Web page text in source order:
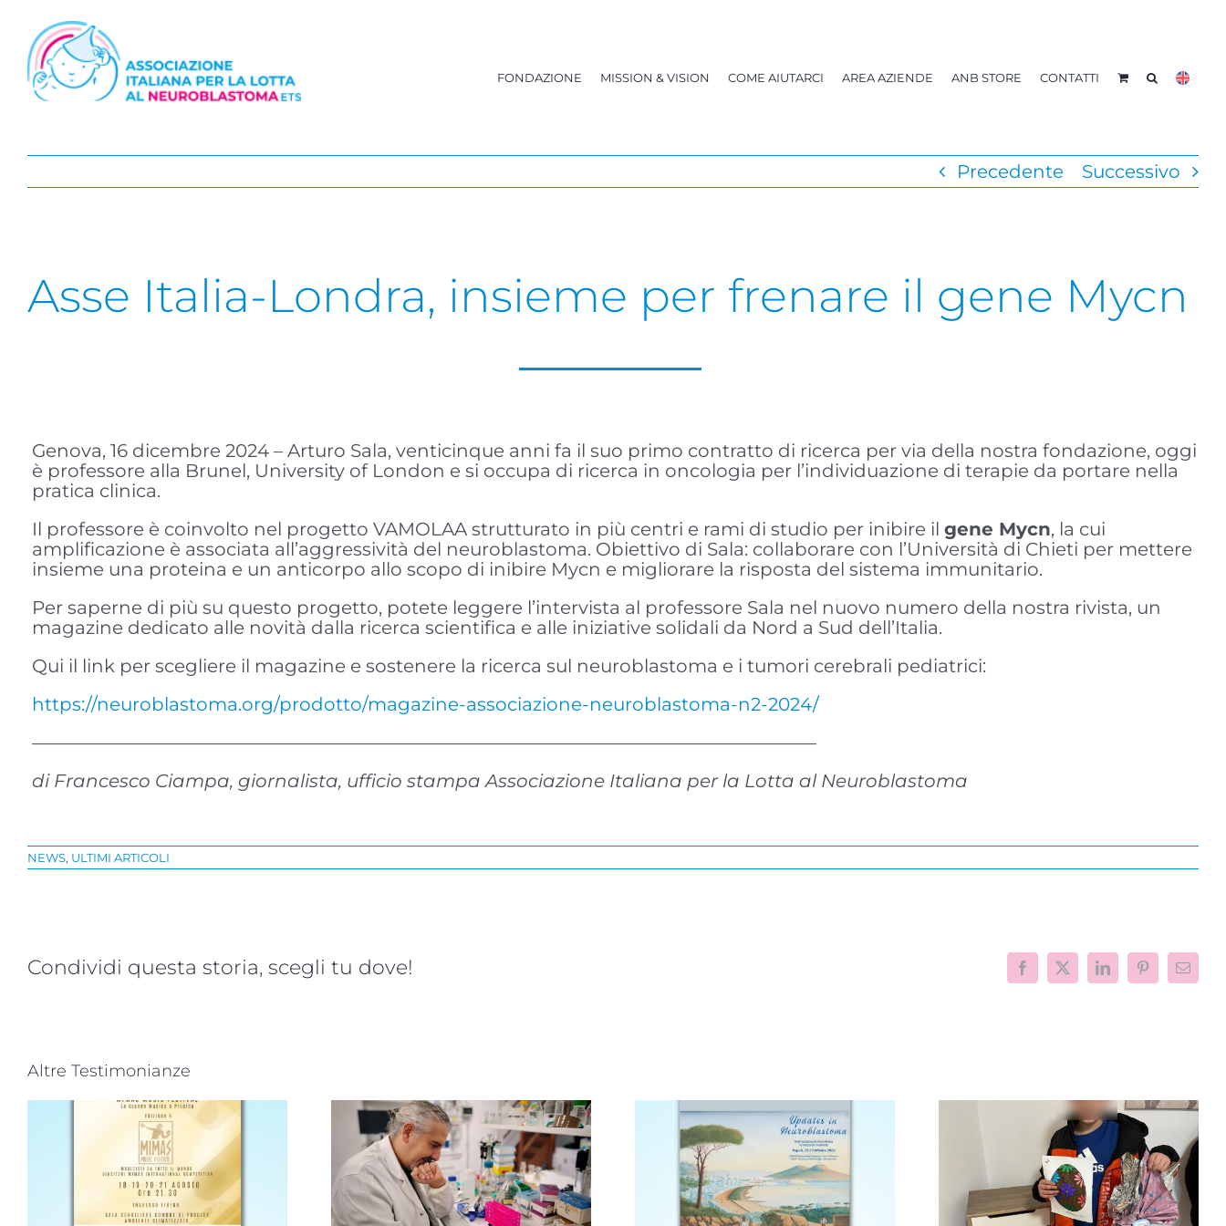
contenuto
FONDAZIONE MISSION & VISION COME AIUTARCI AREA AZIENDE ANB STORE CONTATTI
Precedente Successivo
Asse Italia-Londra, insieme per frenare il gene Mycn
Genova, 16 dicembre 2024 – Arturo Sala, venticinque anni fa il suo primo contratto di ricerca per via della nostra fondazione, oggi
è professore alla Brunel, University of London e si occupa di ricerca in oncologia per l’individuazione di terapie da portare nella
pratica clinica.
Il professore è coinvolto nel progetto VAMOLAA strutturato in più centri e rami di studio per inibire ilgene Mycn, la cui
amplificazione è associata all’aggressività del neuroblastoma. Obiettivo di Sala: collaborare con l’Università di Chieti per mettere
insieme una proteina e un anticorpo allo scopo di inibire Mycn e migliorare la risposta del sistema immunitario.
Per saperne di più su questo progetto, potete leggere l’intervista al professore Sala nel nuovo numero della nostra rivista, un
magazine dedicato alle novità dalla ricerca scientifica e alle iniziative solidali da Nord a Sud dell’Italia.
Qui il link per scegliere il magazine e sostenere la ricerca sul neuroblastoma e i tumori cerebrali pediatrici:
https://neuroblastoma.org/prodotto/magazine-associazione-neuroblastoma-n2-2024/
———————————————————————————————————————————
di Francesco Ciampa, giornalista, ufficio stampa Associazione Italiana per la Lotta al Neuroblastoma
NEWS, ULTIMI ARTICOLI
Condividi questa storia, scegli tu dove! Facebook
X LinkedInPinterestEmail
Altre Testimonianze
Progetto “VAMOLAA,
in campo anche
Novità dalla ricerca
Avellino, infanzia al
centro con la
Il Mimas Music